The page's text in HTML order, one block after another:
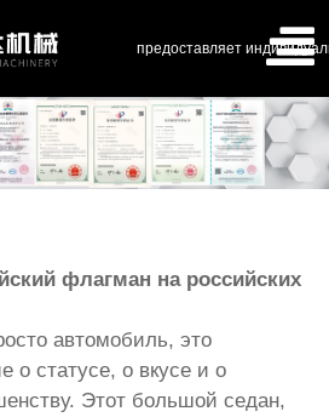
предоставляет
флагман на российских
автомобиль, это
о статусе, о вкусе и о
Этот большой седан,